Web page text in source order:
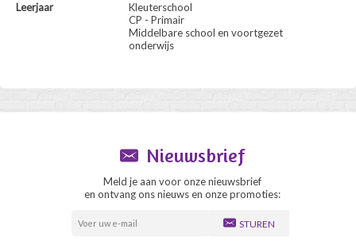
Leerjaar
Kleuterschool
CP - Primair
Middelbare school en voortgezet
onderwijs
Nieuwsbrief
Meld je aan voor onze nieuwsbrief
en ontvang ons nieuws en onze promoties:
STUREN